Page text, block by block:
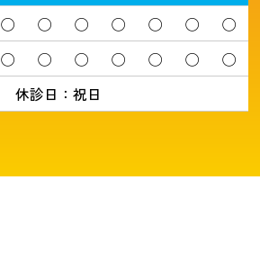
◯ ◯ ◯ ◯ ◯ ◯
◯
◯ ◯ ◯ ◯ ◯ ◯
◯
休診日：祝日